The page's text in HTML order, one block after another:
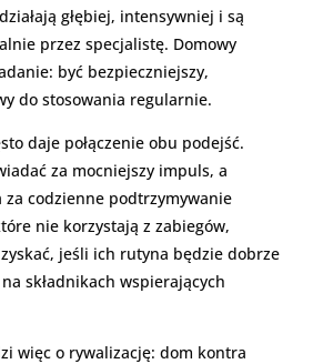
głębiej, intensywniej i są
przez specjalistę. Domowy
być bezpieczniejszy,
do stosowania regularnie.
daje połączenie obu podejść.
za mocniejszy impuls, a
za codzienne podtrzymywanie
nie korzystają z zabiegów,
jeśli ich rutyna będzie dobrze
składnikach wspierających
więc o rywalizację: dom kontra